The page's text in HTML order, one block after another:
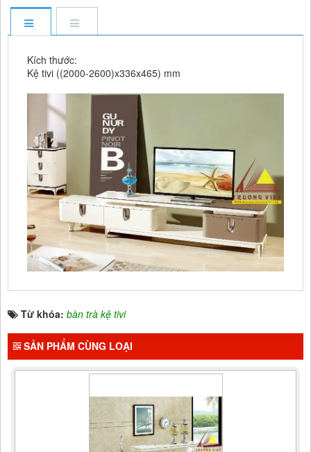
Kích thước:
Kệ tivi ((2000-2600)x336x465) mm
Từ khóa: bàn trà kệ tivi
SẢN PHẨM CÙNG LOẠI